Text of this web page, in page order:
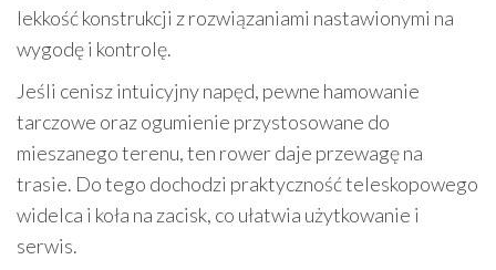
lekkość konstrukcji z rozwiązaniami nastawionymi na
wygodę i kontrolę.
Jeśli cenisz intuicyjny napęd, pewne hamowanie
tarczowe oraz ogumienie przystosowane do
mieszanego terenu, ten rower daje przewagę na
trasie. Do tego dochodzi praktyczność teleskopowego
widelca i koła na zacisk, co ułatwia użytkowanie i
serwis.